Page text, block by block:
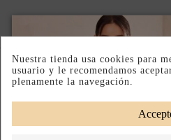
Nuestra tienda usa cookies para
usuario y le recomendamos
plenamente la navegación.